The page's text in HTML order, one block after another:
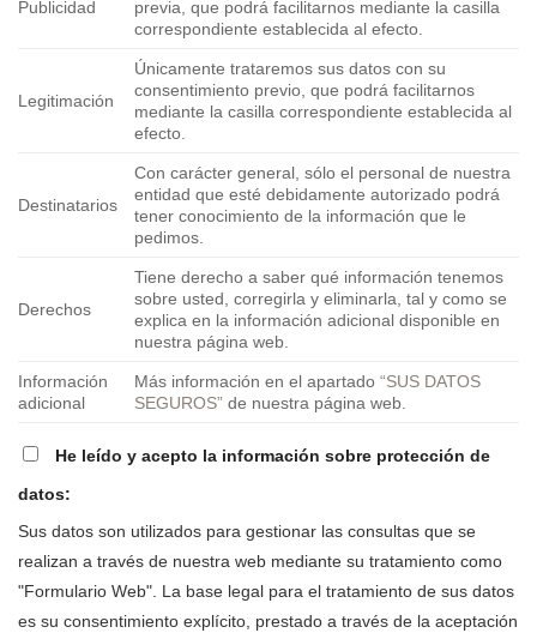
Publicidad
previa, que podrá facilitarnos mediante la casilla
correspondiente establecida al efecto.
Legitimación
Únicamente trataremos sus datos con su
consentimiento previo, que podrá facilitarnos
mediante la casilla correspondiente establecida al
efecto.
Destinatarios
Con carácter general, sólo el personal de nuestra
entidad que esté debidamente autorizado podrá
tener conocimiento de la información que le
pedimos.
Derechos
Tiene derecho a saber qué información tenemos
sobre usted, corregirla y eliminarla, tal y como se
explica en la información adicional disponible en
nuestra página web.
Información
adicional
Más información en el apartado “SUS DATOS
SEGUROS” de nuestra página web.
He leído y acepto la información sobre protección de
datos:
Sus datos son utilizados para gestionar las consultas que se
realizan a través de nuestra web mediante su tratamiento como
"Formulario Web". La base legal para el tratamiento de sus datos
es su consentimiento explícito, prestado a través de la aceptación